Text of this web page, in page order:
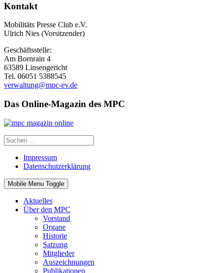
Kontakt
Mobilitäts Presse Club e.V.
Ulrich Nies (Vorsitzender)
Geschäftsstelle:
Am Bornrain 4
63589 Linsengericht
Tel. 06051 5388545
verwaltung@mpc-ev.de
Das Online-Magazin des MPC
Impressum
Datenschutzerklärung
Mobile Menu Toggle
Aktuelles
Über den MPC
Vorstand
Organe
Historie
Satzung
Mitglieder
Auszeichnungen
Publikationen